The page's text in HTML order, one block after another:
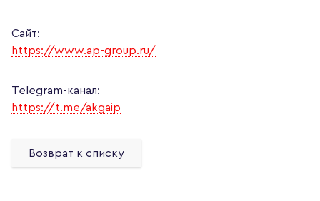
Сайт:
https://www.ap-group.ru/
Telegram-канал:
https://t.me/akgaip
Возврат к списку